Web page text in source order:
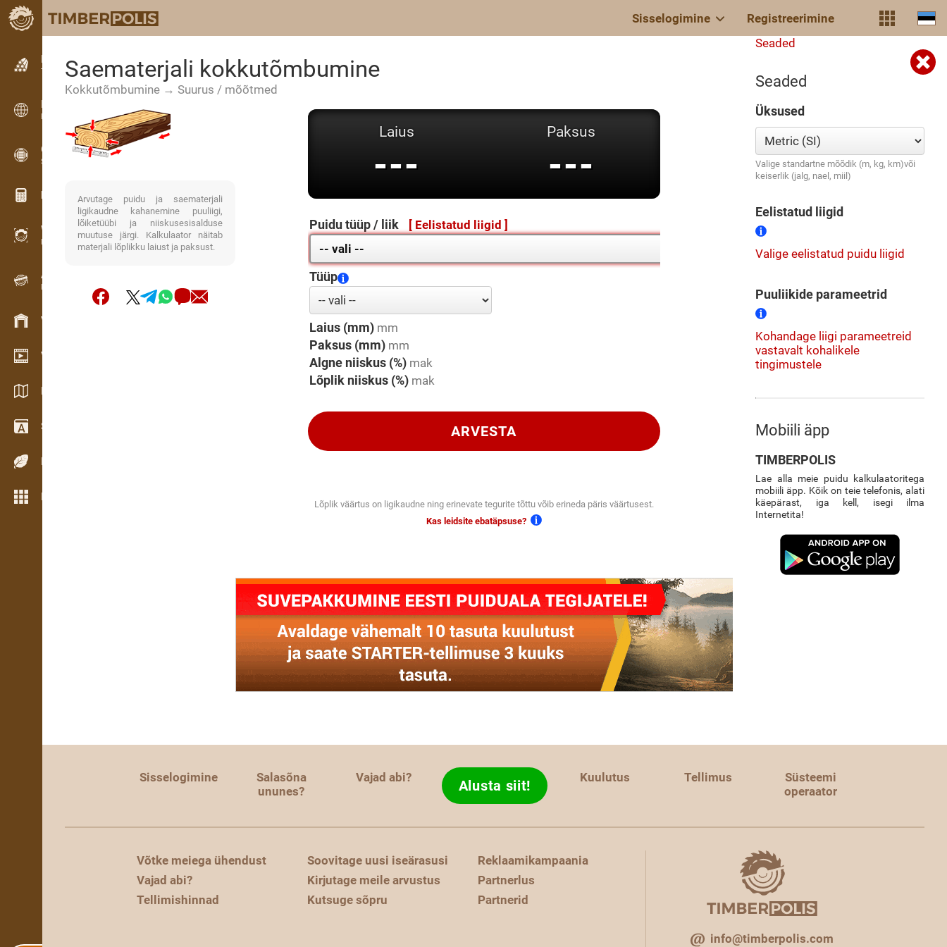
Sisselogimine Registreerimine
Kuulutused
Tekstkuulutused
Kuulutused
Rahvusvahelised kuulutused
OPTI-TIMB
Saekavad
Puidu kalkulaatorid
WoodProfi
Puidumaht AI-ga
Andmesalvesti
Puidu inventuur välitöödel
Varude haldamine
Videogalerii
Kataloogid / Brošüürid
Sõnastik
Puiduliigid
Rohkem funktsioone
Saematerjali kokkutõmbumine
Kokkutõmbumine → Suurus / mõõtmed
Arvutage puidu ja saematerjali
ligikaudne kahanemine puuliigi,
lõiketüübi ja niiskusesisalduse
muutuse järgi. Kalkulaator näitab
materjali lõplikku laiust ja paksust.
Laius
---
Paksus
---
Puidu tüüp / liik [ Eelistatud liigid ]
Tüüp
Laius (mm)
Paksus (mm)
Algne niiskus (%)
Lõplik niiskus (%)
ARVESTA
Lõplik väärtus on ligikaudne ning erinevate tegurite tõttu võib erineda päris väärtusest.
Kas leidsite ebatäpsuse?
Seaded
Seaded
Üksused
Valige standartne mõõdik (m, kg, km)või
keiserlik (jalg, nael, miil)
Eelistatud liigid
Valige eelistatud puidu liigid
Puuliikide parameetrid
Kohandage liigi parameetreid
vastavalt kohalikele
tingimustele
Mobiili äpp
TIMBERPOLIS
Lae alla meie puidu kalkulaatoritega
mobiili äpp. Kõik on teie telefonis, alati
käepärast, iga kell, isegi ilma
Internetita!
Sisselogimine
Salasõna
ununes?
Vajad abi? Alusta siit! Kuulutus Tellimus
Süsteemi
operaator
Võtke meiega ühendust
Vajad abi?
Tellimishinnad
Soovitage uusi iseärasusi
Kirjutage meile arvustus
Kutsuge sõpru
Reklaamikampaania
Partnerlus
Partnerid
info@timberpolis.com